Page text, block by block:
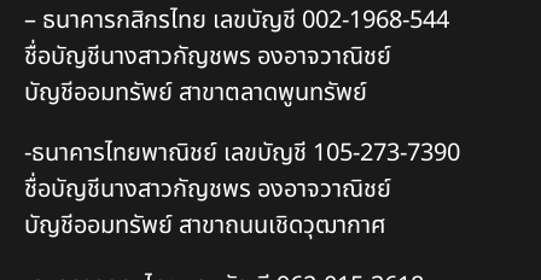
– ธนาคารกสิกรไทย เลขบัญชี 002-1968-544
ชื่อบัญชีนางสาวกัญชพร องอาจวาณิชย์
บัญชีออมทรัพย์ สาขาตลาดพูนทรัพย์
-ธนาคารไทยพาณิชย์ เลขบัญชี 105-273-7390
ชื่อบัญชีนางสาวกัญชพร องอาจวาณิชย์
บัญชีออมทรัพย์ สาขาถนนเชิดวุฒากาศ